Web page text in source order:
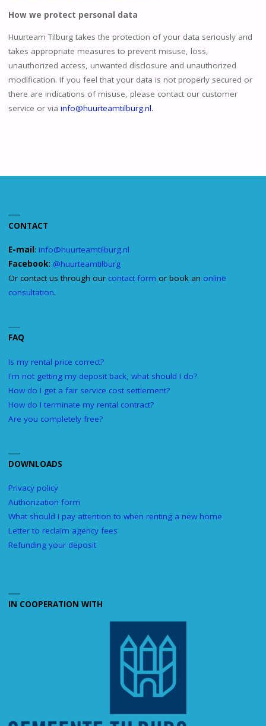
How we protect personal data
Huurteam Tilburg takes the protection of your data seriously and
takes appropriate measures to prevent misuse, loss,
unauthorized access, unwanted disclosure and unauthorized
modification. If you feel that your data is not properly secured or
there are indications of misuse, please contact our customer
service or via info@huurteamtilburg.nl.
CONTACT
E-mail: info@huurteamtilburg.nl
Facebook: @huurteamtilburg
Or contact us through our contact form or book an online
consultation.
FAQ
Is my rental price correct?
I'm not getting my deposit back, what should I do?
How do I get a fair service cost settlement?
How do I terminate my rental contract?
Are you completely free?
DOWNLOADS
Privacy policy
Authorization form
What should I pay attention to when renting a new home
Letter to reclaim agency fees
Refunding your deposit
IN COOPERATION WITH